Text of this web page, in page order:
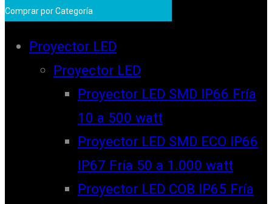
Comprar por Categoría
Proyector LED
Proyector LED
Proyector LED SMD IP66 Fría
10 a 500 watt
Proyector LED SMD ECO IP66
IP67 Fría 50 a 1.000 watt
Proyector LED COB IP65 Fría